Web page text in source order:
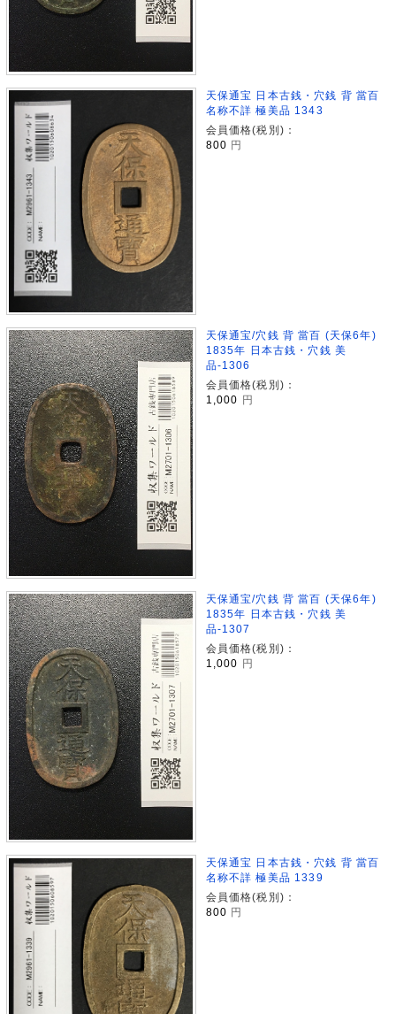
天保通宝 日本古銭・穴銭 背 當百
名称不詳 極美品 1343
会員価格(税別)：
800 円
天保通宝/穴銭 背 當百 (天保6年)
1835年 日本古銭・穴銭 美
品-1306
会員価格(税別)：
1,000 円
天保通宝/穴銭 背 當百 (天保6年)
1835年 日本古銭・穴銭 美
品-1307
会員価格(税別)：
1,000
円
天保通宝 日本古銭・穴銭 背 當百
名称不詳 極美品 1339
会員価格(税別)：
800 円